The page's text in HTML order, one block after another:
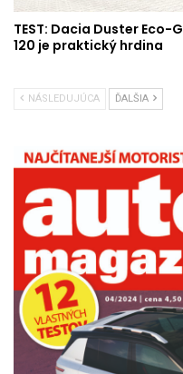
TEST: Dacia Duster Eco-G
120 je praktický hrdina
NÁSLEDUJÚCA ĎALŠIA